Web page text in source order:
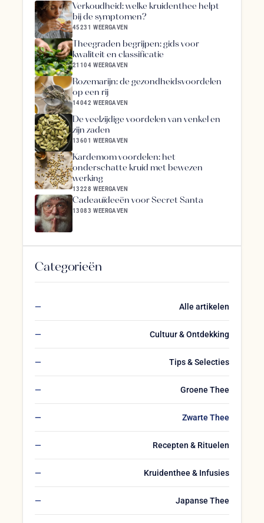
Verkoudheid: welke kruidenthee helpt
bij de symptomen?
45231 WEERGAVEN
Theegraden begrijpen: gids voor
kwaliteit en classificatie
21104 WEERGAVEN
Rozemarijn: de gezondheidsvoordelen
op een rij
14042 WEERGAVEN
De veelzijdige voordelen van venkel en
zijn zaden
13601 WEERGAVEN
Kardemom voordelen: het
onderschatte kruid met bewezen
werking
13228 WEERGAVEN
Cadeauïdeeën voor Secret Santa
13083 WEERGAVEN
Categorieën
Alle artikelen
Cultuur & Ontdekking
Tips & Selecties
Groene Thee
Zwarte Thee
Recepten & Rituelen
Kruidenthee & Infusies
Japanse Thee